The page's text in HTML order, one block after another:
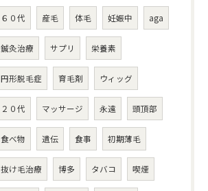
６０代 産毛 体毛 妊娠中 aga
鍼灸治療 サプリ 栄養素
円形脱毛症 育毛剤 ウィッグ
２０代 マッサージ 永遠 頭頂部
食べ物 遺伝 食事 初期薄毛
抜け毛治療 博多 タバコ 喫煙